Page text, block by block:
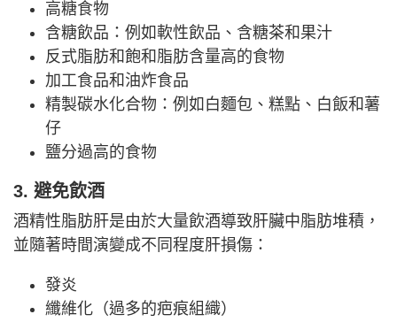
高糖食物
含糖飲品：例如軟性飲品、含糖茶和果汁
反式脂肪和飽和脂肪含量高的食物
加工食品和油炸食品
精製碳水化合物：例如白麵包、糕點、白飯和薯
仔
鹽分過高的食物
3. 避免飲酒
酒精性脂肪肝是由於大量飲酒導致肝臟中脂肪堆積，
並隨著時間演變成不同程度肝損傷：
發炎
纖維化（過多的疤痕組織）